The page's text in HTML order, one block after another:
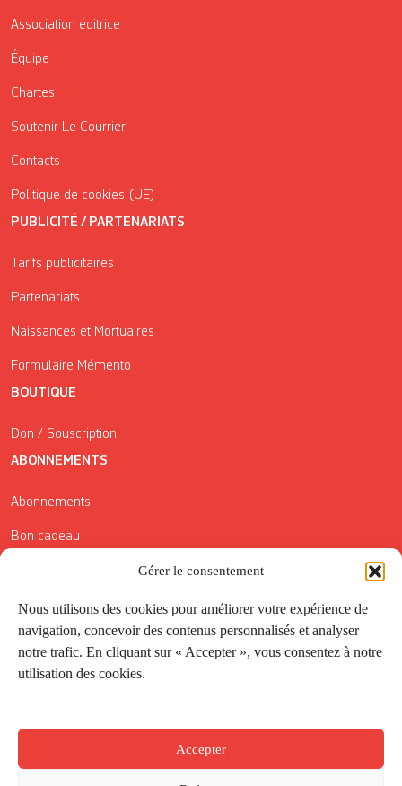
Gérer le consentement
Nous utilisons des cookies pour améliorer votre expérience de
navigation, concevoir des contenus personnalisés et analyser
notre trafic. En cliquant sur « Accepter », vous consentez à notre
utilisation des cookies.
Accepter
Association éditrice
Équipe
Chartes
Soutenir Le Courrier
Contacts
Politique de cookies (UE)
PUBLICITÉ / PARTENARIATS
Tarifs publicitaires
Partenariats
Naissances et Mortuaires
Formulaire Mémento
BOUTIQUE
Don / Souscription
ABONNEMENTS
Abonnements
Bon cadeau
Conditions générales de vente
Réductions de la Carte Côté Courrier
Application